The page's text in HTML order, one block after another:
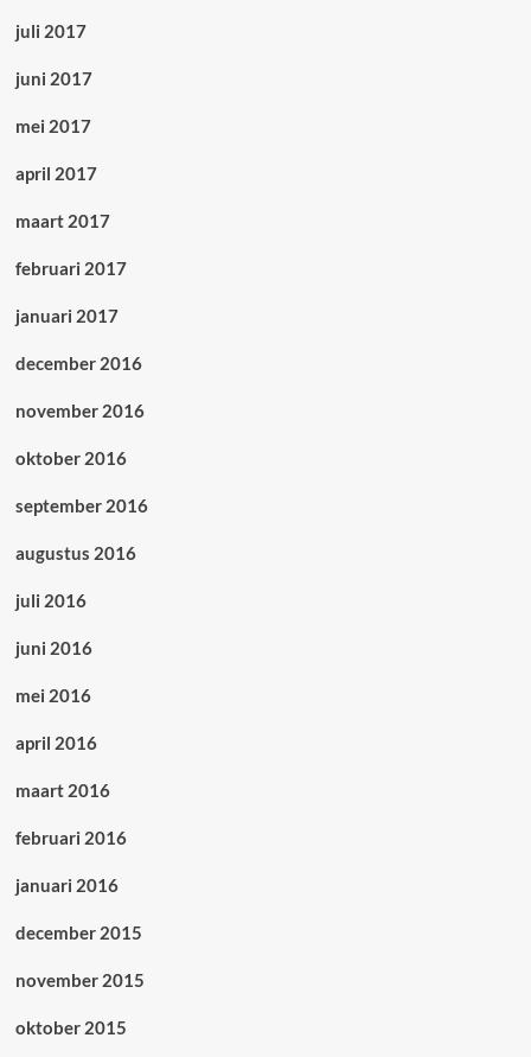
juli 2017
juni 2017
mei 2017
april 2017
maart 2017
februari 2017
januari 2017
december 2016
november 2016
oktober 2016
september 2016
augustus 2016
juli 2016
juni 2016
mei 2016
april 2016
maart 2016
februari 2016
januari 2016
december 2015
november 2015
oktober 2015